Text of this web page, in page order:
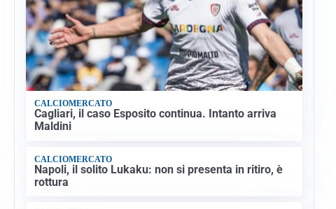
CALCIOMERCATO
Cagliari, il caso Esposito continua. Intanto arriva
Maldini
CALCIOMERCATO
Napoli, il solito Lukaku: non si presenta in ritiro, è
rottura